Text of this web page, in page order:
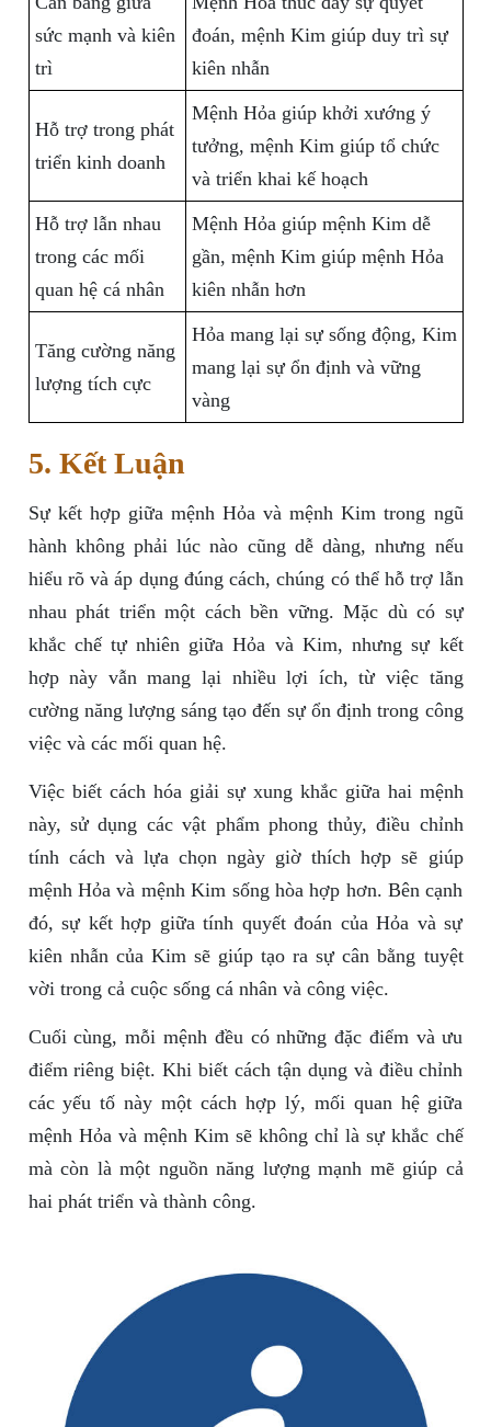
sức mạnh và kiên
trì
đoán, mệnh Kim giúp duy trì sự
kiên nhẫn
Hỗ trợ trong phát
triển kinh doanh
Mệnh Hỏa giúp khởi xướng ý
tưởng, mệnh Kim giúp tổ chức
và triển khai kế hoạch
Hỗ trợ lẫn nhau
trong các mối
quan hệ cá nhân
Mệnh Hỏa giúp mệnh Kim dễ
gần, mệnh Kim giúp mệnh Hỏa
kiên nhẫn hơn
Tăng cường năng
lượng tích cực
Hỏa mang lại sự sống động, Kim
mang lại sự ổn định và vững
vàng
5. Kết Luận
Sự kết hợp giữa mệnh Hỏa và mệnh Kim trong ngũ
hành không phải lúc nào cũng dễ dàng, nhưng nếu
hiểu rõ và áp dụng đúng cách, chúng có thể hỗ trợ lẫn
nhau phát triển một cách bền vững. Mặc dù có sự
khắc chế tự nhiên giữa Hỏa và Kim, nhưng sự kết
hợp này vẫn mang lại nhiều lợi ích, từ việc tăng
cường năng lượng sáng tạo đến sự ổn định trong công
việc và các mối quan hệ.
Việc biết cách hóa giải sự xung khắc giữa hai mệnh
này, sử dụng các vật phẩm phong thủy, điều chỉnh
tính cách và lựa chọn ngày giờ thích hợp sẽ giúp
mệnh Hỏa và mệnh Kim sống hòa hợp hơn. Bên cạnh
đó, sự kết hợp giữa tính quyết đoán của Hỏa và sự
kiên nhẫn của Kim sẽ giúp tạo ra sự cân bằng tuyệt
vời trong cả cuộc sống cá nhân và công việc.
Cuối cùng, mỗi mệnh đều có những đặc điểm và ưu
điểm riêng biệt. Khi biết cách tận dụng và điều chỉnh
các yếu tố này một cách hợp lý, mối quan hệ giữa
mệnh Hỏa và mệnh Kim sẽ không chỉ là sự khắc chế
mà còn là một nguồn năng lượng mạnh mẽ giúp cả
hai phát triển và thành công.